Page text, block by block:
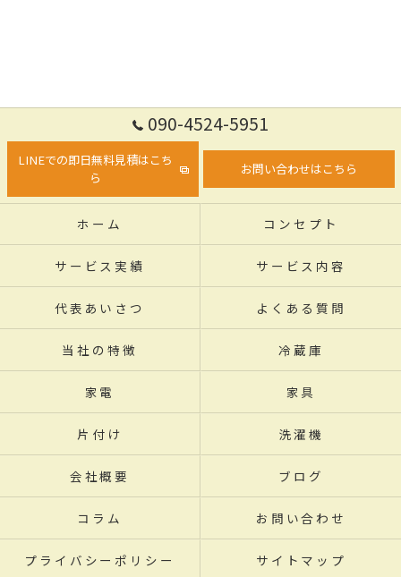
090-4524-5951
LINEでの即日無料見積はこち
ら
お問い合わせはこちら
ホーム コンセプト
サービス実績 サービス内容
代表あいさつ よくある質問
当社の特徴 冷蔵庫
家電 家具
片付け 洗濯機
会社概要 ブログ
コラム お問い合わせ
プライバシーポリシー サイトマップ